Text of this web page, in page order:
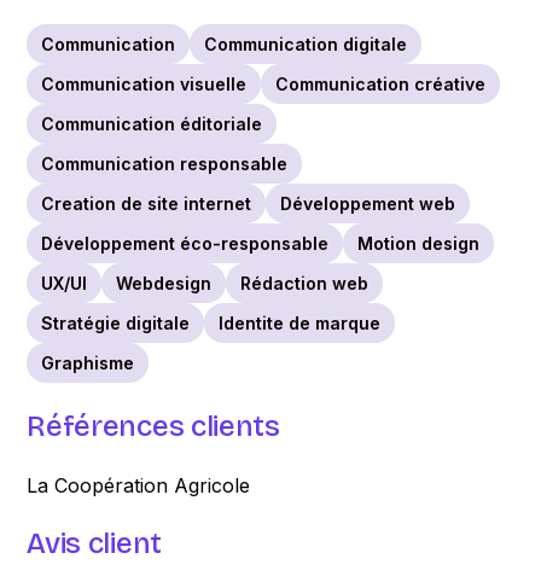
Communication
Communication digitale
Communication visuelle
Communication créative
Communication éditoriale
Communication responsable
Creation de site internet
Développement web
Développement éco-responsable
Motion design
UX/UI
Webdesign
Rédaction web
Stratégie digitale
Identite de marque
Graphisme
Références clients
La Coopération Agricole
Avis client